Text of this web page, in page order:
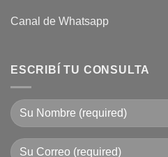
Canal de Whatsapp
ESCRIBÍ TU CONSULTA